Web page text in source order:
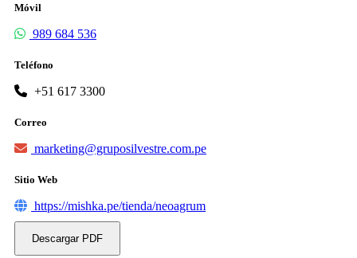
Móvil
989 684 536
Teléfono
+51 617 3300
Correo
marketing@gruposilvestre.com.pe
Sitio Web
https://mishka.pe/tienda/neoagrum
Descargar PDF